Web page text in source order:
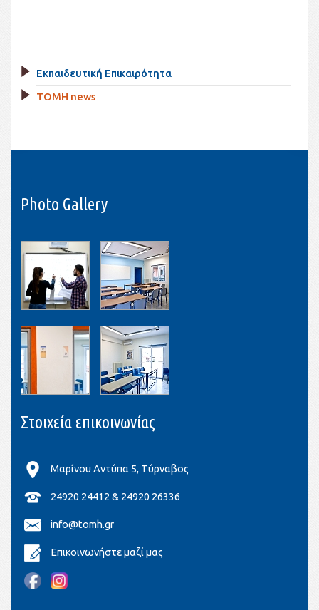
Εκπαιδευτική Επικαιρότητα
TOMH news
Photo Gallery
Στοιχεία επικοινωνίας
Μαρίνου Αντύπα 5, Τύρναβος
24920 24412 & 24920 26336
info@tomh.gr
Επικοινωνήστε μαζί μας